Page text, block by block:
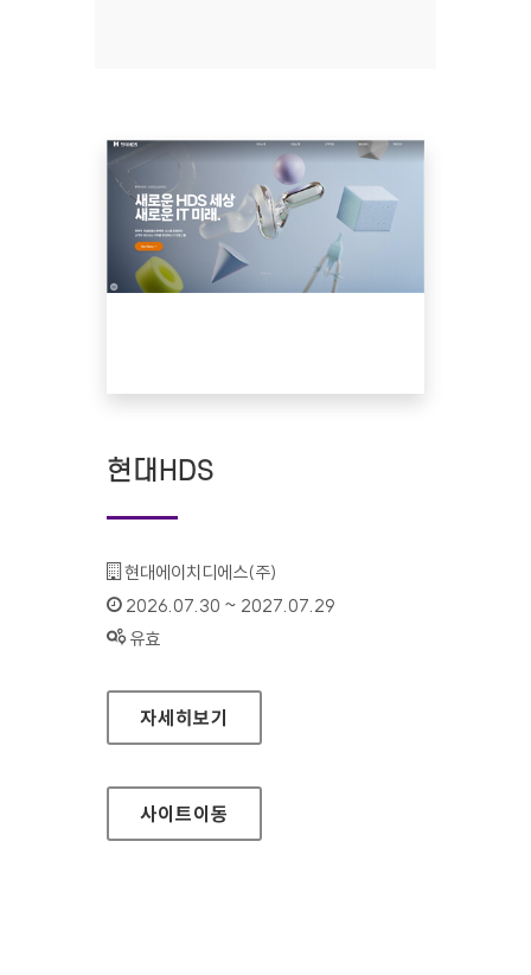
현대HDS
기관명 :
현대에이치디에스(주)
인증기간 :
2026.07.30 ~ 2027.07.29
상태 :
유효
현대HDS
자세히보기
사이트이동